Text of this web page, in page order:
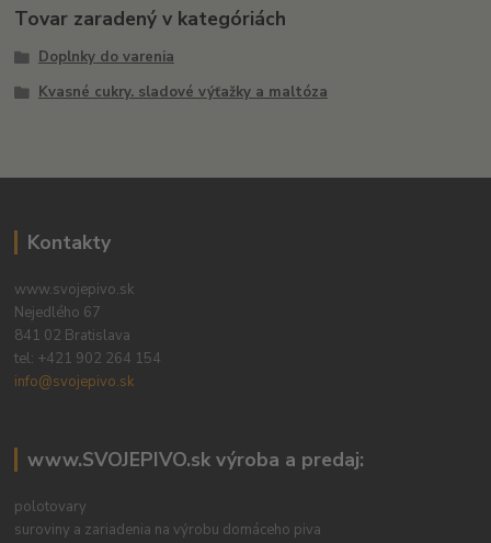
Tovar zaradený v kategóriách
Doplnky do varenia
Kvasné cukry. sladové výťažky a maltóza
Kontakty
www.svojepivo.sk
Nejedlého 67
841 02 Bratislava
tel: +421 902 264 154
info@svojepivo.sk
www.SVOJEPIVO.sk výroba a predaj:
polotovary
suroviny a zariadenia na výrobu domáceho piva